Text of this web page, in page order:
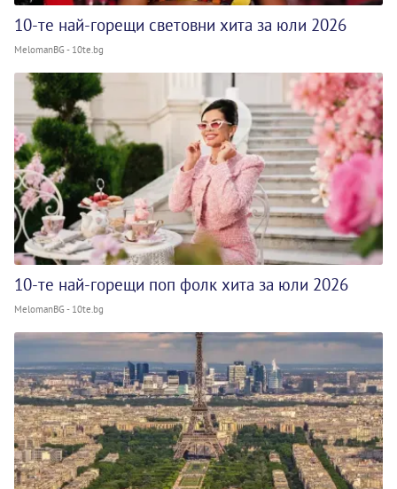
10-те най-горещи световни хита за юли 2026
MelomanBG - 10te.bg
10-те най-горещи поп фолк хита за юли 2026
MelomanBG - 10te.bg